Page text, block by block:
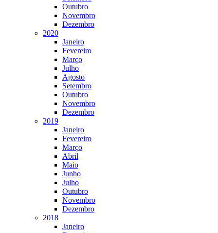
Outubro
Novembro
Dezembro
2020
Janeiro
Fevereiro
Março
Julho
Agosto
Setembro
Outubro
Novembro
Dezembro
2019
Janeiro
Fevereiro
Março
Abril
Maio
Junho
Julho
Outubro
Novembro
Dezembro
2018
Janeiro